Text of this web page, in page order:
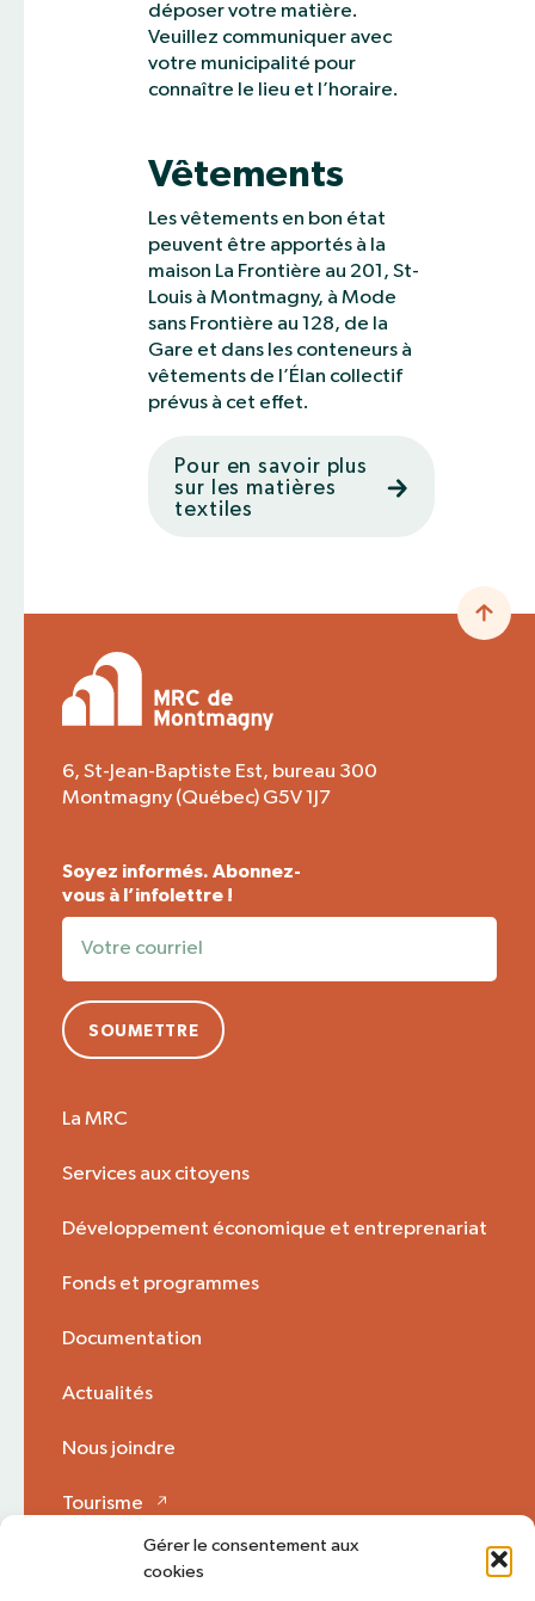
Gérer le consentement aux
cookies
déposer votre matière.
Veuillez communiquer avec
votre municipalité pour
connaître le lieu et l’horaire.
Vêtements
Les vêtements en bon état
peuvent être apportés à la
maison La Frontière au 201, St-
Louis à Montmagny, à Mode
sans Frontière au 128, de la
Gare et dans les conteneurs à
vêtements de l’Élan collectif
prévus à cet effet.
Pour en savoir plus
sur les matières
textiles
6, St-Jean-Baptiste Est, bureau 300
Montmagny (Québec) G5V 1J7
Soyez informés. Abonnez-
vous à l’infolettre !
SOUMETTRE
La MRC
Services aux citoyens
Développement économique et entreprenariat
Fonds et programmes
Documentation
Actualités
Nous joindre
Tourisme